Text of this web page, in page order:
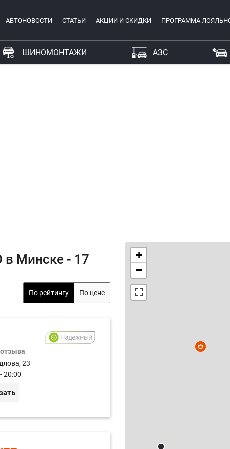
АВТОНОВОСТИ СТАТЬИ АКЦИИ И СКИДКИ ПРОГРАММА
ШИНОМОНТАЖИ АЗС
в Минске - 17
По рейтингу По цене
23
20:00
+
−